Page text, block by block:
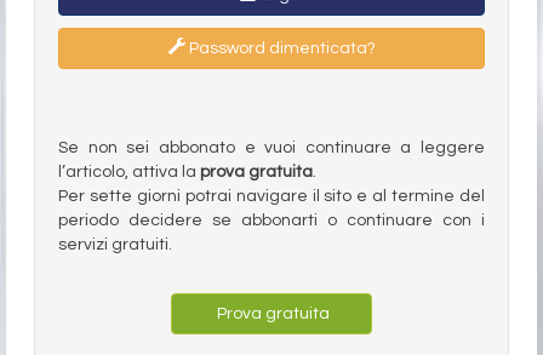
Password dimenticata?
Se non sei abbonato e vuoi continuare a leggere
l’articolo, attiva la prova gratuita.
Per sette giorni potrai navigare il sito e al termine del
periodo decidere se abbonarti o continuare con i
servizi gratuiti.
Prova gratuita